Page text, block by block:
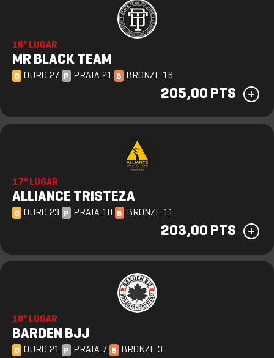
16º LUGAR
MR BLACK TEAM
O OURO 27 P PRATA 21 B BRONZE 16
205,00 PTS
17º LUGAR
ALLIANCE TRISTEZA
O OURO 23 P PRATA 10 B BRONZE 11
203,00 PTS
18º LUGAR
BARDEN BJJ
O OURO 21 P PRATA 7 B BRONZE 3